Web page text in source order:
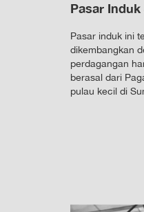
Pasar
Pasar induk ini
dikembangkan
perdagangan
berasal dari
pulau kecil di